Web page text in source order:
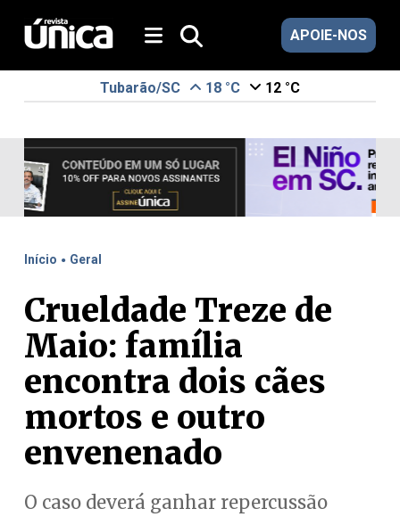
APOIE-NOS
Tubarão/SC 18 °C 12 °C
Início . Geral
Crueldade Treze de
Maio: família
encontra dois cães
mortos e outro
envenenado
O caso deverá ganhar repercussão